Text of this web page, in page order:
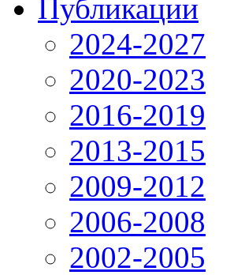
Публикации
2024-2027
2020-2023
2016-2019
2013-2015
2009-2012
2006-2008
2002-2005